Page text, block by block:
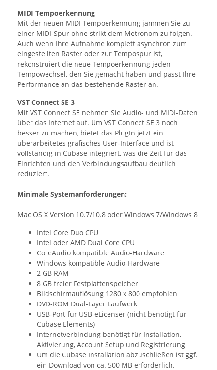
MIDI Tempoerkennung
Mit der neuen MIDI Tempoerkennung jammen Sie zu
einer MIDI-Spur ohne strikt dem Metronom zu folgen.
Auch wenn Ihre Aufnahme komplett asynchron zum
eingestellten Raster oder zur Tempospur ist,
rekonstruiert die neue Tempoerkennung jeden
Tempowechsel, den Sie gemacht haben und passt Ihre
Performance an das bestehende Raster an.
VST Connect SE 3
Mit VST Connect SE nehmen Sie Audio- und MIDI-Daten
über das Internet auf. Um VST Connect SE 3 noch
besser zu machen, bietet das PlugIn jetzt ein
überarbeitetes grafisches User-Interface und ist
vollständig in Cubase integriert, was die Zeit für das
Einrichten und den Verbindungsaufbau deutlich
reduziert.
Minimale Systemanforderungen:
Mac OS X Version 10.7/10.8 oder Windows 7/Windows 8
Intel Core Duo CPU
Intel oder AMD Dual Core CPU
CoreAudio kompatible Audio-Hardware
Windows kompatible Audio-Hardware
2 GB RAM
8 GB freier Festplattenspeicher
Bildschirmauflösung 1280 x 800 empfohlen
DVD-ROM Dual-Layer Laufwerk
USB-Port für USB-eLicenser (nicht benötigt für
Cubase Elements)
Internetverbindung benötigt für Installation,
Aktivierung, Account Setup und Registrierung.
Um die Cubase Installation abzuschließen ist ggf.
ein Download von ca. 500 MB erforderlich.